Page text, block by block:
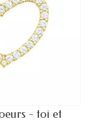
- toi et